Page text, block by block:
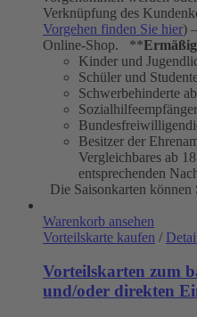
Verknüpfung des
Vorgehen finden Sie hier)
Online-Shop. **
Kinder und
Schüler und
Schwerbehinderte
Besitzer der
Vergleichbares ab
entsprechenden
Die Saisonkarten können
Warenkorb ansehen
Vorteilskarte kaufen /
Vorteilskarten zum
und/oder direkten